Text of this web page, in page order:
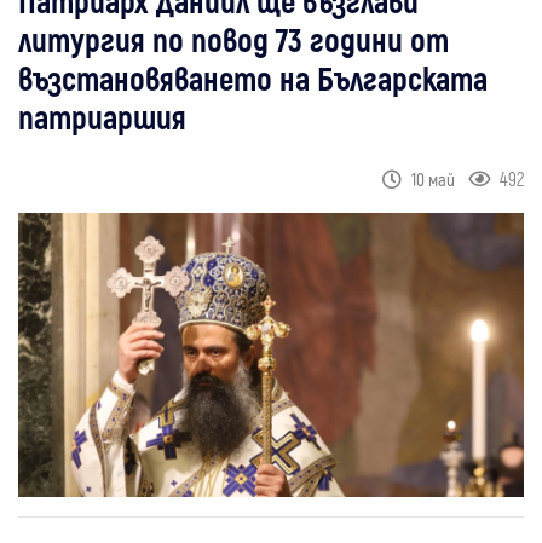
литургия по повод 73 години от
възстановяването на Българската
патриаршия
10 май 492